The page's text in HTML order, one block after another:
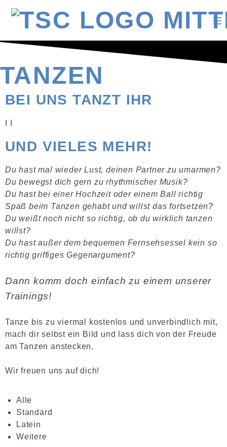
TANZEN
BEI UNS TANZT IHR
UND VIELES MEHR!
Du hast mal wieder Lust, deinen Partner zu umarmen?
Du bewegst dich gern zu rhythmischer Musik?
Du hast bei einer Hochzeit oder einem Ball richtig
Spaß beim Tanzen gehabt und willst das fortsetzen?
Du weißt noch nicht so richtig, ob du wirklich tanzen
willst?
Du hast außer dem bequemen Fernsehsessel kein so
richtig griffiges Gegenargument?
Dann komm doch einfach zu einem unserer
Trainings!
Tanze bis zu viermal kostenlos und unverbindlich mit,
mach dir selbst ein Bild und lass dich von der Freude
am Tanzen anstecken.
Wir freuen uns auf dich!
Alle
Standard
Latein
Weitere